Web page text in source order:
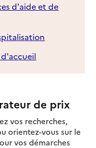
d'aide et de
de prix
vos recherches,
orientez-vous sur le
vos démarches